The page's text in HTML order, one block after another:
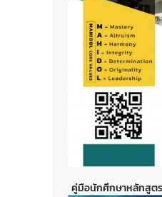
คู่มือนักศึกษาหลักสูตร